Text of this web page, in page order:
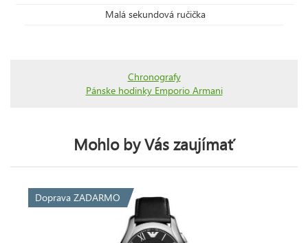
Malá sekundová ručička
Chronografy
Pánske hodinky Emporio Armani
Mohlo by Vás zaujímať
Doprava ZADARMO